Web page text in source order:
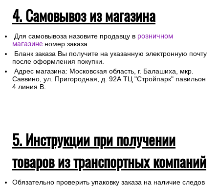
4. Самовывоз из магазина
Для самовывоза назовите продавцу в розничном
магазине номер заказа
Бланк заказа Вы получите на указанную электронную почту
после оформления покупки.
Адрес магазина: Московская область, г. Балашиха, мкр.
Саввино, ул. Пригородная, д. 92А ТЦ "Стройпарк" павильон
4 линия В.
5. Инструкции при получении
товаров из транспортных компаний
Обязательно проверить упаковку заказа на наличие следов